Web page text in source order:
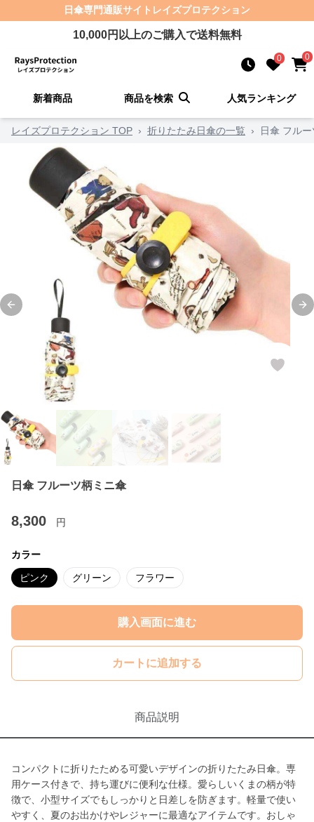
日傘専門通販サイト レイズプロテクション
10,000円以上のご購入で送料無料
0 0
新着商品 商品を検索 人気ランキング
レイズプロテクション TOP › 折りたたみ日傘の一覧 › 日傘 フル
Previous slide
日傘 フルーツ柄ミニ傘
8,300 円
カラー
ピンク グリーン フラワー
購入画面に進む
カートに追加する
商品説明
コンパクトに折りたためる可愛いデザインの折りたたみ日傘。専
用ケース付きで、持ち運びに便利な仕様。愛らしいくまの柄が特
徴で、小型サイズでもしっかりと日差しを防ぎます。軽量で使い
やすく、夏のお出かけやレジャーに最適なアイテムです。おしゃ